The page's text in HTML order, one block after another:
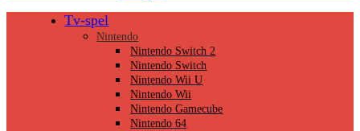
Tv-spel
Nintendo
Nintendo Switch 2
Nintendo Switch
Nintendo Wii U
Nintendo Wii
Nintendo Gamecube
Nintendo 64